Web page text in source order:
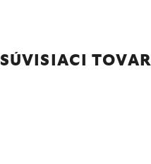
SÚVISIACI TOVAR